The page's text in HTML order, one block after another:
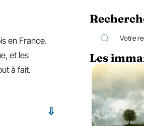
en France.
et les
à fait.
Les